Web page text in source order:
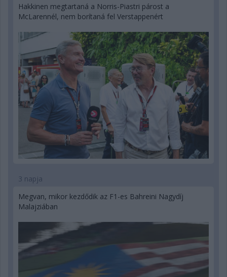
Hakkinen megtartaná a Norris-Piastri párost a
McLarennél, nem borítaná fel Verstappenért
3 napja
Megvan, mikor kezdődik az F1-es Bahreini Nagydíj
Malajziában